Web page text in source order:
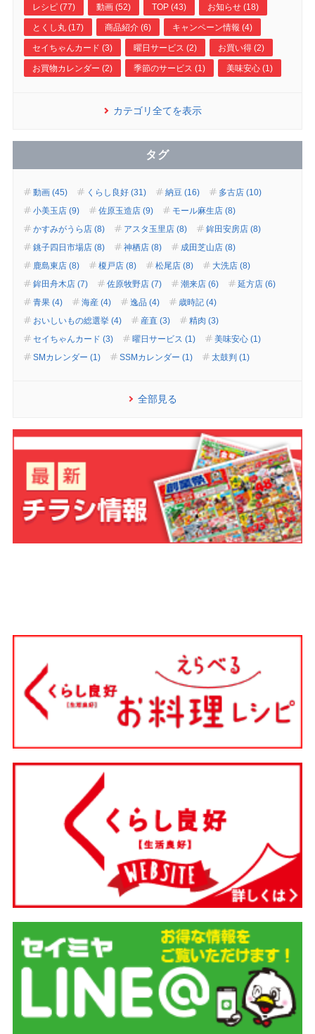
レシピ (77) 動画 (52) TOP (43) お知らせ (18)
とくし丸 (17) 商品紹介 (6) キャンペーン情報 (4)
セイちゃんカード (3) 曜日サービス (2) お買い得 (2)
お買物カレンダー (2) 季節のサービス (1) 美味安心 (1)
カテゴリ全てを表示
タグ
動画 (45) くらし良好 (31) 納豆 (16)
多古店 (10)
小美玉店 (9)
佐原玉造店 (9)
モール麻生店 (8)
かすみがうら店 (8)
アスタ玉里店 (8)
鉾田安房店 (8)
銚子四日市場店 (8)
神栖店 (8)
成田芝山店 (8)
鹿島東店 (8)
榎戸店 (8) 松尾店 (8)
大洗店 (8)
鉾田舟木店 (7)
佐原牧野店 (7) 潮来店 (6)
延方店 (6)
青果 (4)
海産 (4) 逸品 (4)
歳時記 (4)
おいしいもの総選挙 (4)
産直 (3)
精肉 (3)
セイちゃんカード (3)
曜日サービス (1)
美味安心 (1)
SMカレンダー (1)
SSMカレンダー (1) 太鼓判 (1)
全部見る